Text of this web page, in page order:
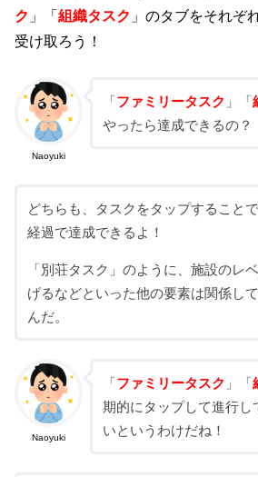
ク 」「組織タスク 」のタブをそれぞ
受け取ろう！
Naoyuki
「ファミリータスク 」「
やったら達成できるの？
どちらも、タスクをタップすること
経過で達成できるよ！
「別荘タスク」のように、施設のレ
げるなどといった他の要素は関係し
んだ。
Naoyuki
「 ファミリータスク 」「
期的にタップして進行し
いというわけだね！